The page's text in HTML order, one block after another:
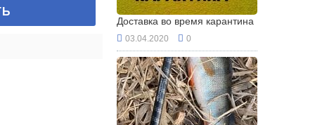
Доставка во время карантина
03.04.2020 0